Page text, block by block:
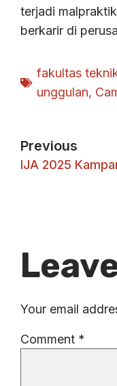
terjadi
berkarir di
fakultas
unggulan,
Previous
Your email
Comment *